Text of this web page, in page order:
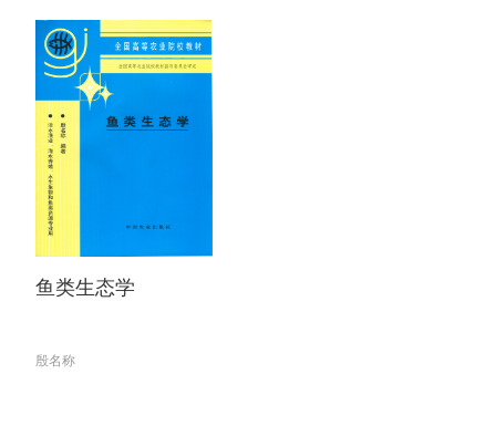
鱼类生态学
殷名称